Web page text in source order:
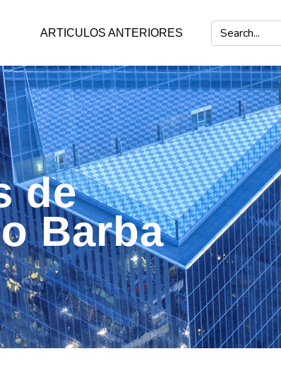
ARTICULOS ANTERIORES
de
Barba